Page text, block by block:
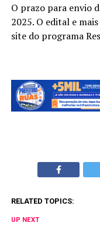
O prazo para envio
2025. O edital e
site do programa
RELATED TOPICS:
UP NEXT